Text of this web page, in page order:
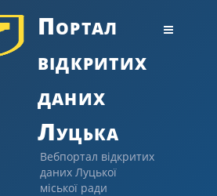
Портал
відкритих
даних
Луцька
Вебпортал відкритих
даних Луцької
міської ради